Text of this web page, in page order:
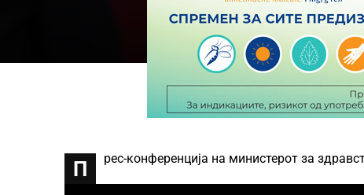
П рес-конференција на министерот за